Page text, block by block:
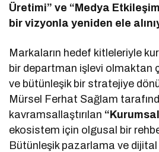
Üretimi” ve “Medya
bir vizyonla yeniden ele
Markaların hedef kitleleriyle
bir departman işlevi olmaktan
ve bütünleşik bir stratejiye
Mürsel Ferhat Sağlam
kavramsallaştırılan
ekosistem için olgusal bir
Bütünleşik pazarlama ve